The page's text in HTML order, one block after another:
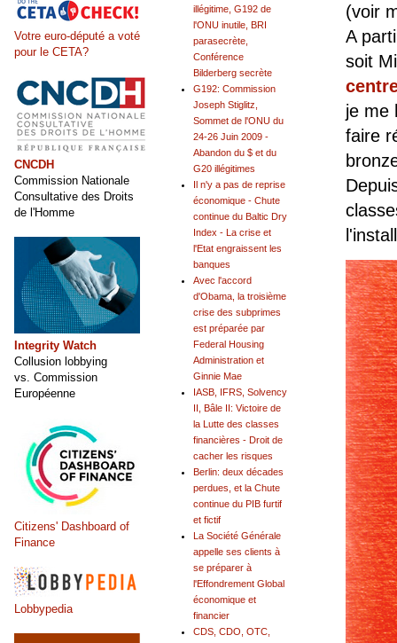
(voir
A
soit
je me
faire
illégitime, G192 de
l'ONU inutile, BRI
parasecrète,
Conférence
Bilderberg secrète
G192: Commission
Joseph Stiglitz,
Sommet de l'ONU du
24-26 Juin 2009 -
Abandon du $ et du
G20 illégitimes
Il n'y a pas de reprise
économique - Chute
continue du Baltic Dry
Index - La crise et
l'Etat engraissent les
banques
Avec l'accord
d'Obama, la troisième
crise des subprimes
est préparée par
Federal Housing
Administration et
Ginnie Mae
IASB, IFRS, Solvency
II, Bâle II: Victoire de
la Lutte des classes
financières - Droit de
cacher les risques
Berlin: deux décades
perdues, et la Chute
continue du PIB furtif
et fictif
La Société Générale
appelle ses clients à
se préparer à
l'Effondrement Global
économique et
financier
CDS, CDO, OTC,
Votre euro-député a voté
pour le CETA?
CNCDH
Commission Nationale
Consultative des Droits
de l'Homme
Integrity Watch
Collusion lobbying
vs. Commission
Européenne
Citizens' Dashboard of
Finance
Lobbypedia